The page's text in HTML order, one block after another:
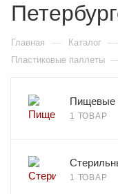
Главная — Каталог —
Пластиковые паллеты
Пищевые
1 ТОВАР
1 ТОВАР